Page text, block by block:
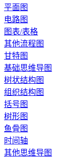
平面图
电路图
图表/表格
其他流程图
甘特图
基础思维导图
树状结构图
组织结构图
括号图
树形图
鱼骨图
时间轴
其他思维导图